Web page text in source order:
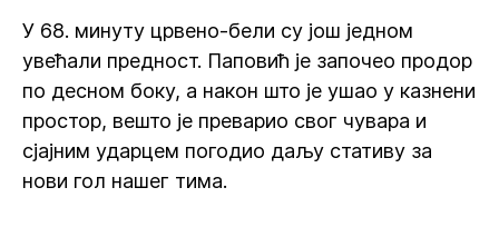
У 68. минуту црвено-бели су још једном
увећали предност. Паповић је започео продор
по десном боку, а након што је ушао у казнени
простор, вешто је преварио свог чувара и
сјајним ударцем погодио даљу стативу за
нови гол нашег тима.